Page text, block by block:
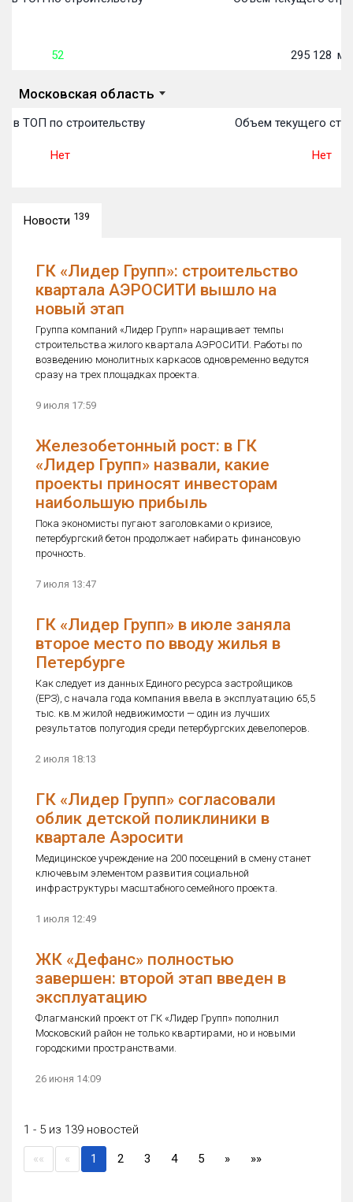
52 295 128м²
Московская область
в ТОП по строительству
Нет
Объем текущего
Нет
Новости 139
ГК «Лидер Групп»: строительство
квартала АЭРОСИТИ вышло на
новый этап
Группа компаний «Лидер Групп» наращивает темпы
строительства жилого квартала АЭРОСИТИ. Работы по
возведению монолитных каркасов одновременно ведутся
сразу на трех площадках проекта.
9 июля 17:59
Железобетонный рост: в ГК
«Лидер Групп» назвали, какие
проекты приносят инвесторам
наибольшую прибыль
Пока экономисты пугают заголовками о кризисе,
петербургский бетон продолжает набирать финансовую
прочность.
7 июля 13:47
ГК «Лидер Групп» в июле заняла
второе место по вводу жилья в
Петербурге
Как следует из данных Единого ресурса застройщиков
(ЕРЗ), с начала года компания ввела в эксплуатацию 65,5
тыс. кв.м жилой недвижимости — один из лучших
результатов полугодия среди петербургских девелоперов.
2 июля 18:13
ГК «Лидер Групп» согласовали
облик детской поликлиники в
квартале Аэросити
Медицинское учреждение на 200 посещений в смену станет
ключевым элементом развития социальной
инфраструктуры масштабного семейного проекта.
1 июля 12:49
ЖК «Дефанс» полностью
завершен: второй этап введен в
эксплуатацию
Флагманский проект от ГК «Лидер Групп» пополнил
Московский район не только квартирами, но и новыми
городскими пространствами.
26 июня 14:09
1 - 5 из 139 новостей
«« « 1 (current)
2 3 4 5 » »»